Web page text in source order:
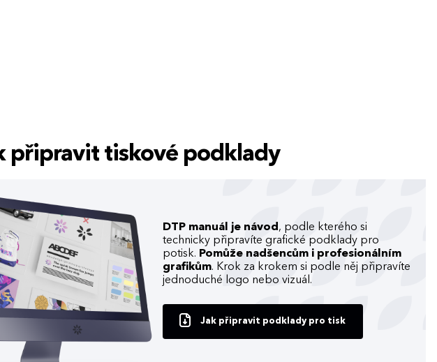
připravit tiskové podklady
DTP manuál je návod , podle kterého si
technicky připravíte grafické podklady pro
potisk. Pomůže nadšencům i profesionálním
grafikům. Krok za krokem si podle něj připravíte
jednoduché logo nebo vizuál.
Jak připravit podklady pro tisk